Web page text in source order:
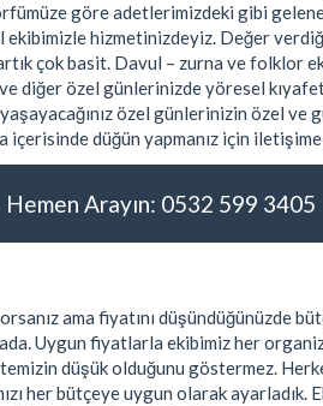
örfümüze göre adetlerimizdeki gibi
hizmetinizdeyiz. Değer
çok basit. Davul – zurna ve folklor
ve diğer özel günlerinizde yöresel
yaşayacağınız özel günlerinizin özel
içerisinde düğün yapmanız için
Arayın: 0532 599 3405
ama fiyatını düşündüğünüzde
Uygun fiyatlarla ekibimiz her
düşük olduğunu göstermez.
her bütçeye uygun olarak ayarladık.